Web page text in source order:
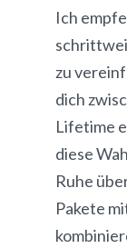
Ich
zu
dich
Lifetime
diese
Ruhe
Pakete